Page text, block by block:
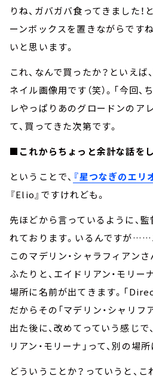
りね、ガバガバ食ってきました！
ーンボックスを置きながらです
いと思います。
これ、なんで買ったか？といえば
ネイル画像用です（笑）。「今回
レやっぱりあのグロードンのアレ
て、買ってきた次第です。
■これからちょっと余計な話を
ということで、 『星つなぎのエリ
『Elio』ですけれども。
先ほどから言っているように、
れております。いるんですが……
このマデリン・シャラフィアン
ふたりと、エイドリアン・モリー
場所に名前が出てきます。「
だからその「マデリン・シャリフ
出た後に、改めてっていう感じ
リアン・モリーナ」って、別の場
どういうことか？っていうと、